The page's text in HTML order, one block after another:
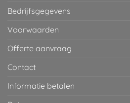
Bedrijfsgegevens
Voorwaarden
Offerte aanvraag
Contact
Informatie betalen